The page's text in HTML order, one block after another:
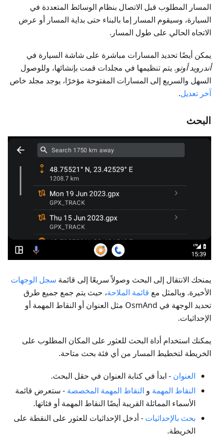
المسار المطلوب قبل الاتصال بنظام الوسائط المتعددة في
السيارة، وسيقوم المسار إما بالبناء حتى بداية المسار أو عرض
الاتجاه الحالي على طول المسار.
يمكن أيضًا تحديد المسارات مباشرة على شاشة السيارة في
أندرويد أوتو. يتم تنظيمها في مجلدات قمت بإنشائها، وللوصول
السهل والسريع إلى المسارات المفتوحة مؤخرًا، يوجد مجلد خاص
آخر تعديل.
البحث
يمنحك الانتقال إلى البحث وصولاً سريعًا إلى قائمة سجل الوجهات
الأخيرة. وبالمثل مع قائمة الملاحة، حيث يتم جمع جميع طرق
تحديد الوجهة في OsmAnd مثل العنوان أو النقاط المهمة أو
الإحداثيات.
يمكنك استخدام أداة البحث للعثور على المكان المطلوب على
الخريطة لتخطيط المسار من أي فئة بحث متاحة.
العنوان - ابدأ في كتابة العنوان في حقل البحث.
النقاط المهمة و النقاط المهمة المخصصة - ستعرض قائمة
الأسماء المماثلة القريبة أيضًا النقاط المهمة أو فئاتها.
بحث بالإحداثيات - أدخل الإحداثيات للعثور على النقطة على
الخريطة.